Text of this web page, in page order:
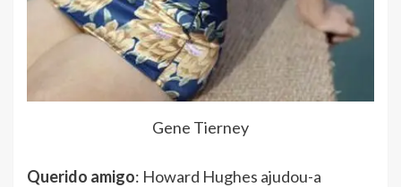
Gene Tierney
Querido amigo: Howard Hughes ajudou-a